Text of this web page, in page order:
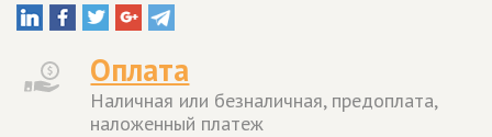
Оплата
Наличная или безналичная, предоплата,
наложенный платеж